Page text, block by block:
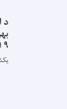
د
یکشنبه